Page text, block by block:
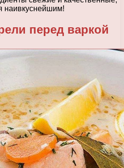
наивкуснейшим!
перед варкой